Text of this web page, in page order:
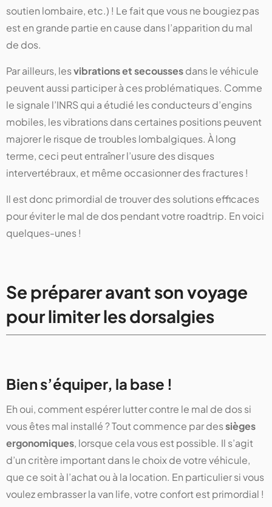
soutien lombaire, etc.) ! Le fait que vous ne bougiez pas
est en grande partie en cause dans l’apparition du mal
de dos.
Par ailleurs, lesvibrations et secoussesdans le véhicule
peuvent aussi participer à ces problématiques. Comme
le signale l’INRS qui a étudié les conducteurs d’engins
mobiles, les vibrations dans certaines positions peuvent
majorer le risque de troubles lombalgiques. À long
terme, ceci peut entraîner l’usure des disques
intervertébraux, et même occasionner des fractures !
Il est donc primordial de trouver des solutions efficaces
pour éviter le mal de dos pendant votre roadtrip. En voici
quelques-unes !
Se préparer avant son voyage
pour limiter les dorsalgies
Bien s’équiper, la base !
Eh oui, comment espérer lutter contre le mal de dos si
vous êtes mal installé ? Tout commence par dessièges
ergonomiques, lorsque cela vous est possible. Il s’agit
d’un critère important dans le choix de votre véhicule,
que ce soit à l’achat ou à la location. En particulier si vous
voulez embrasser la van life, votre confort est primordial !